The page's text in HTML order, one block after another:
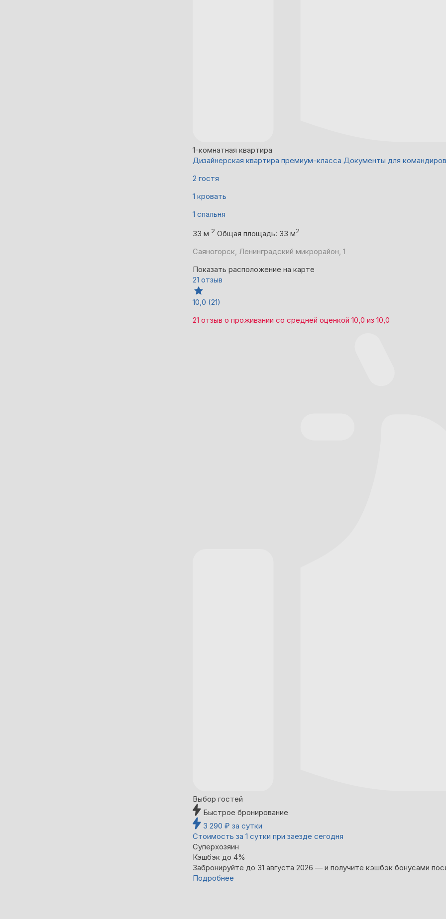
1-комнатная квартира
Дизайнерская квартира премиум-класса Документы для
2 гостя
1 кровать
1 спальня
33 м 2 Общая площадь: 33 м2
Саяногорск, Ленинградский микрорайон, 1
Показать расположение на карте
21 отзыв
10,0 (21)
21 отзыв о проживании со средней оценкой 10,0 из 10,0
Выбор гостей
Быстрое бронирование
3 290 ₽ за сутки
Стоимость за 1 сутки при заезде сегодня
Суперхозяин
Кэшбэк до 4%
Забронируйте до 31 августа 2026 — и получите кэшбэк бонусами
Подробнее